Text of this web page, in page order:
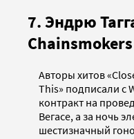
7. Эндрю
Авторы хитов
This» подписали с
контракт на
Вегасе, а за ночь
шестизначный